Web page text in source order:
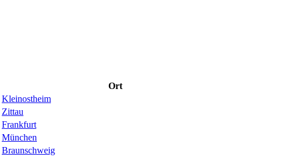
Ort
Kleinostheim
Zittau
Frankfurt
München
Braunschweig